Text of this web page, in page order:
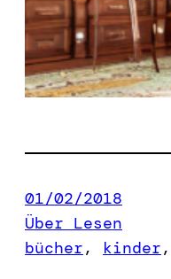
01/02/2018
Über Lesen
bücher, kinder,